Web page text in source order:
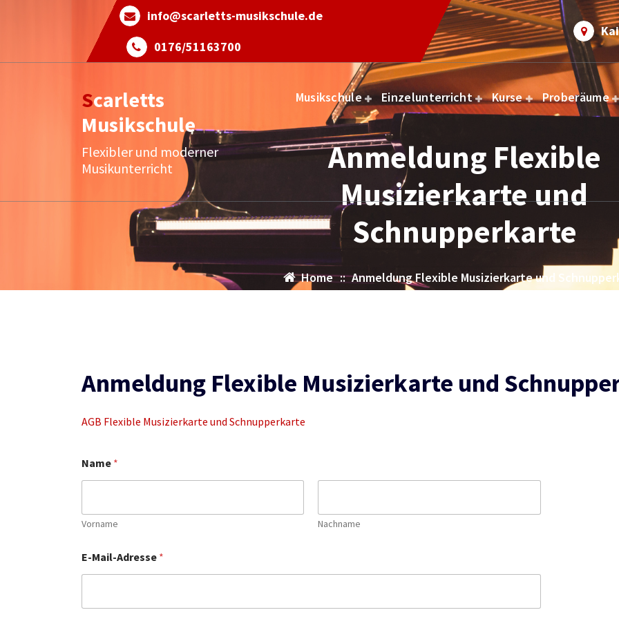
info@scarletts-musikschule.de
0176/51163700
Scarletts
Musikschule
Flexibler und moderner
Musikunterricht
Musikschule Einzelunterricht Kurse Proberäume
Anmeldung Flexible
Musizierkarte und
Schnupperkarte
Home :: Anmeldung Flexible Musizierkarte und
Anmeldung Flexible Musizierkarte und
AGB Flexible Musizierkarte und Schnupperkarte
Name *
Vorname Nachname
E-Mail-Adresse *